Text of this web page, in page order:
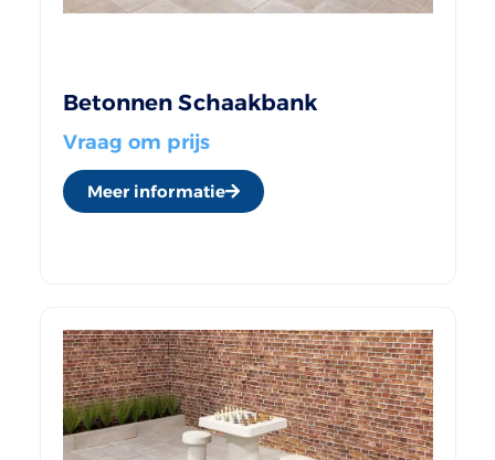
Betonnen Schaakbank
Vraag om prijs
Meer informatie